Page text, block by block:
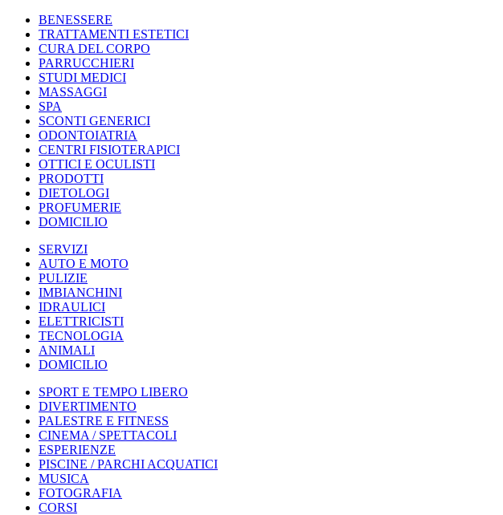
BENESSERE
TRATTAMENTI ESTETICI
CURA DEL CORPO
PARRUCCHIERI
STUDI MEDICI
MASSAGGI
SPA
SCONTI GENERICI
ODONTOIATRIA
CENTRI FISIOTERAPICI
OTTICI E OCULISTI
PRODOTTI
DIETOLOGI
PROFUMERIE
DOMICILIO
SERVIZI
AUTO E MOTO
PULIZIE
IMBIANCHINI
IDRAULICI
ELETTRICISTI
TECNOLOGIA
ANIMALI
DOMICILIO
SPORT E TEMPO LIBERO
DIVERTIMENTO
PALESTRE E FITNESS
CINEMA / SPETTACOLI
ESPERIENZE
PISCINE / PARCHI ACQUATICI
MUSICA
FOTOGRAFIA
CORSI